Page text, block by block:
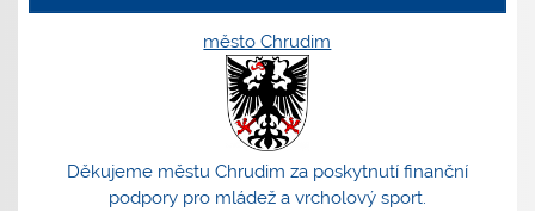
město Chrudim
Děkujeme městu Chrudim za poskytnutí finanční
podpory pro mládež a vrcholový sport.